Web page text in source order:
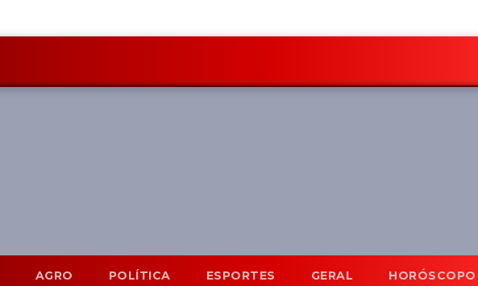
AGRO POLÍTICA ESPORTES GERAL HORÓSCOPO